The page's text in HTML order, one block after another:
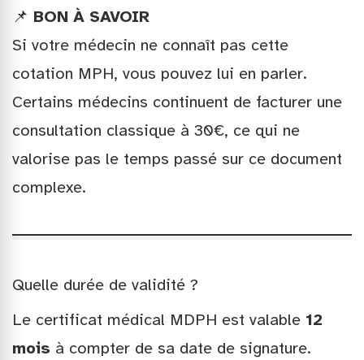
📌 BON À SAVOIR
Si votre médecin ne connaît pas cette
cotation MPH, vous pouvez lui en parler.
Certains médecins continuent de facturer une
consultation classique à 30€, ce qui ne
valorise pas le temps passé sur ce document
complexe.
Quelle durée de validité ?
Le certificat médical MDPH est valable 12
mois à compter de sa date de signature.